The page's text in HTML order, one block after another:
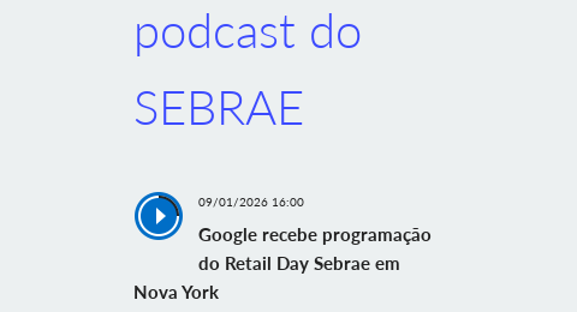
podcast do
SEBRAE
09/01/2026 16:00
Google recebe programação
do Retail Day Sebrae em
Nova York